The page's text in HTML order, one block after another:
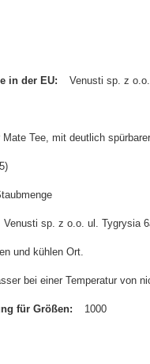
in der EU Venusti sp. z o.o.
Mate Tee, mit deutlich
Venusti sp. z o.o. ul. Tygrysia
und kühlen Ort.
bei einer Temperatur von
für Größen 1000